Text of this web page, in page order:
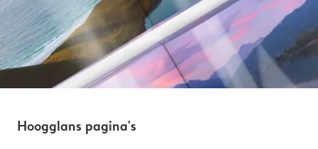
Hoogglans pagina's